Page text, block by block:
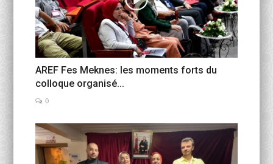
AREF Fes Meknes: les moments forts du
colloque organisé...
0